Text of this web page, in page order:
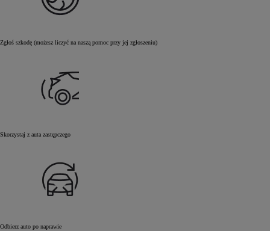
Zgłoś szkodę (możesz liczyć na naszą pomoc przy jej zgłoszeniu)
Skorzystaj z auta zastępczego
Odbierz auto po naprawie